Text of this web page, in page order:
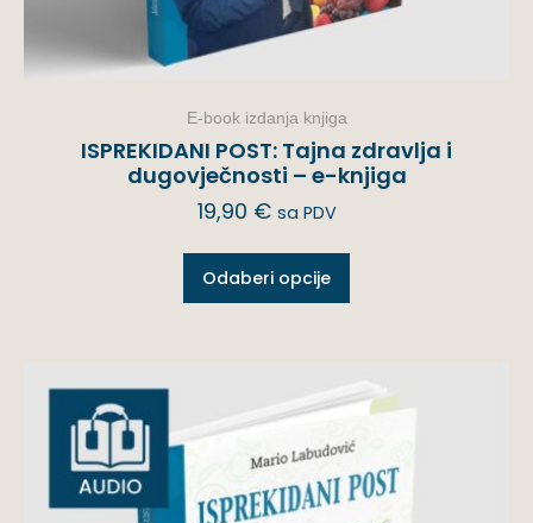
E-book izdanja knjiga
ISPREKIDANI POST: Tajna zdravlja i
dugovječnosti – e-knjiga
19,90 € sa PDV
Odaberi opcije